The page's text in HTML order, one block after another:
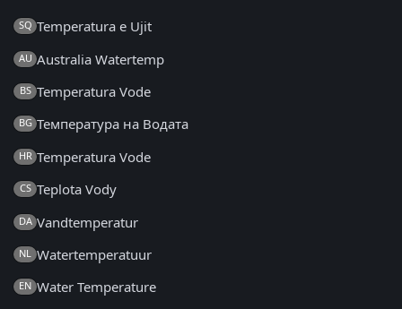
SQ Temperatura e Ujit
AU Australia Watertemp
BS Temperatura Vode
BG Температура на Водата
HR Temperatura Vode
CS Teplota Vody
DA Vandtemperatur
NL Watertemperatuur
EN Water Temperature